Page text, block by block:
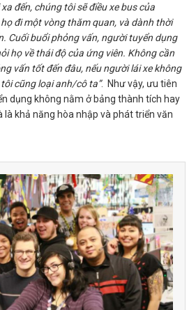
đến, chúng tôi sẽ điều xe bus của
đi một vòng thăm quan, và dành thời
Cuối buổi phỏng vấn, người tuyển dụng
họ về thái độ của ứng viên. Không cần
vấn tốt đến đâu, nếu người lái xe không
cũng loại anh/cô ta”. Như vậy, ưu tiên
dụng không nằm ở bảng thành tích hay
là khả năng hòa nhập và phát triển văn